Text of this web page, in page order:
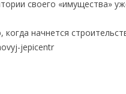
своего «имущества»
начнется
jepicentr